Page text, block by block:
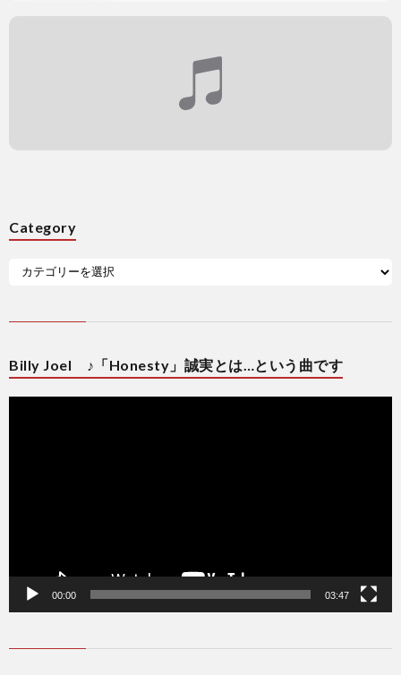
Category
Billy Joel ♪「Honesty」誠実とは…という曲です
動
00:00 03:47